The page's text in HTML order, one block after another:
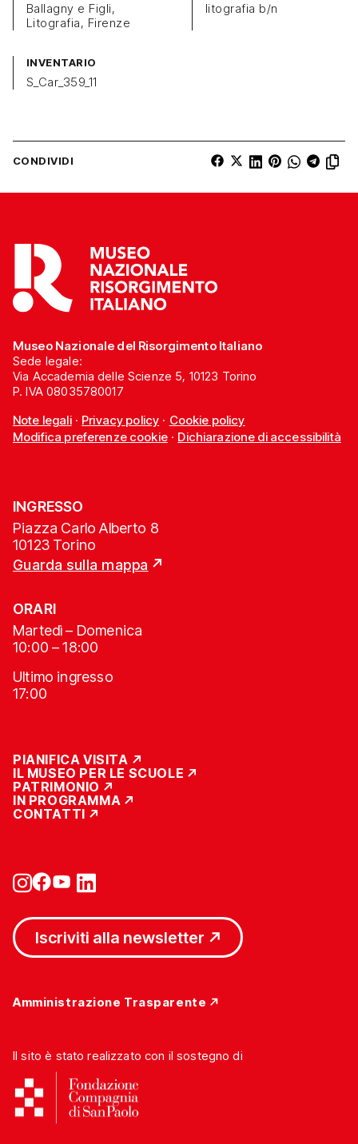
Ballagny e Figli,
Litografia, Firenze
litografia b/n
INVENTARIO
S_Car_359_11
CONDIVIDI
Museo Nazionale del Risorgimento Italiano
Sede legale:
Via Accademia delle Scienze 5, 10123 Torino
P. IVA 08035780017
Note legali· Privacy policy · Cookie policy
Modifica preferenze cookie· Dichiarazione di accessibilità
INGRESSO
Piazza Carlo Alberto 8
10123 Torino
Guarda sulla mappa
ORARI
Martedì – Domenica
10:00 – 18:00
Ultimo ingresso
17:00
PIANIFICA VISITA
IL MUSEO PER LE SCUOLE
PATRIMONIO
IN PROGRAMMA
CONTATTI
Iscriviti alla newsletter
Amministrazione Trasparente
Il sito è stato realizzato con il sostegno di